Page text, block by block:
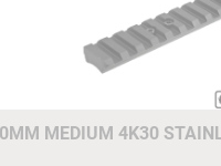
MEDIUM 4K30